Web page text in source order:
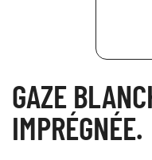
GAZE
IMPRÉGNÉE.